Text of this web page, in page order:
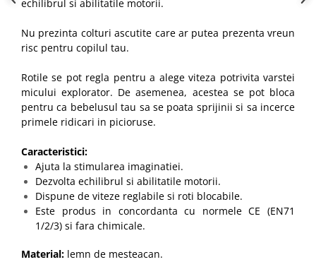
echilibrul si abilitatile motorii.
Nu prezinta colturi ascutite care ar putea prezenta vreun
risc pentru copilul tau.
Rotile se pot regla pentru a alege viteza potrivita varstei
micului explorator. De asemenea, acestea se pot bloca
pentru ca bebelusul tau sa se poata sprijinii si sa incerce
primele ridicari in picioruse.
Caracteristici:
Ajuta la stimularea imaginatiei.
Dezvolta echilibrul si abilitatile motorii.
Dispune de viteze reglabile si roti blocabile.
Este produs in concordanta cu normele CE (EN71
1/2/3) si fara chimicale.
Material: lemn de mesteacan.